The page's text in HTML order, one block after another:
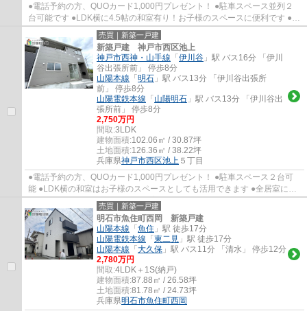
●電話予約の方、QUOカード1,000円プレゼント！ ●駐車スペース並列２
台可能です ●LDK横に4.5帖の和室有り！お子様のスペースに便利です ●全
居室に収納有り！お荷物もスッキリ片付きます...
売買｜新築一戸建
新築戸建 神戸市西区池上
神戸市西神・山手線 「伊川谷 」駅 バス16分 「伊川
谷出張所前」 停歩8分
山陽本線 「明石 」駅 バス13分 「伊川谷出張所
前」 停歩8分
山陽電鉄本線 「山陽明石 」駅 バス13分 「伊川谷出
張所前」 停歩8分
2,750万円
間取:3LDK
建物面積:102.06㎡ / 30.87坪
土地面積:126.36㎡ / 38.22坪
兵庫県神戸市西区池上 ５丁目
●電話予約の方、QUOカード1,000円プレゼント！ ●駐車スペース２台可
能 ●LDK横の和室はお子様のスペースとしても活用できます ●全居室に収
納有り！お部屋もスッキリ！ ●教育施設も徒歩...
売買｜新築一戸建
明石市魚住町西岡 新築戸建
山陽本線 「魚住 」駅 徒歩17分
山陽電鉄本線 「東二見 」駅 徒歩17分
山陽本線 「大久保 」駅 バス11分 「清水」 停歩12分
2,780万円
間取:4LDK＋1S(納戸)
建物面積:87.88㎡ / 26.58坪
土地面積:81.78㎡ / 24.73坪
兵庫県明石市魚住町西岡